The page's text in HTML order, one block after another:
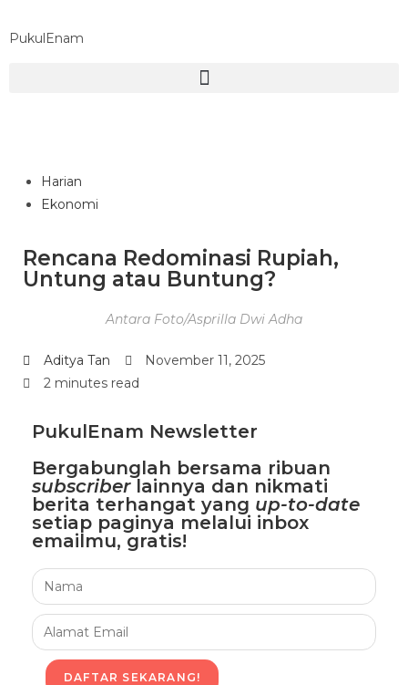
PukulEnam
Harian
Ekonomi
Rencana Redominasi Rupiah,
Untung atau Buntung?
Antara Foto/Asprilla Dwi Adha
Aditya Tan
November 11, 2025
2 minutes read
PukulEnam Newsletter
Bergabunglah bersama ribuan
subscriberlainnya dan nikmati
berita terhangat yang up-to-date
setiap paginya melalui inbox
emailmu, gratis!
DAFTAR SEKARANG!